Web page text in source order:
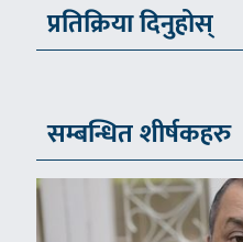
प्रतिक्रिया दिनुहोस्
सम्बन्धित शीर्षकहरु